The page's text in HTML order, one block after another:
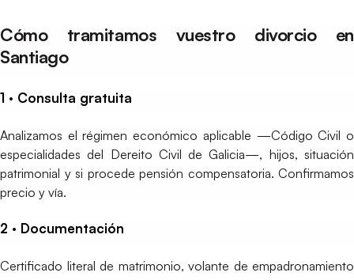
Cómo tramitamos vuestro divorcio en
Santiago
1 · Consulta gratuita
Analizamos el régimen económico aplicable —Código Civil o
especialidades del Dereito Civil de Galicia—, hijos, situación
patrimonial y si procede pensión compensatoria. Confirmamos
precio y vía.
2 · Documentación
Certificado literal de matrimonio, volante de empadronamiento